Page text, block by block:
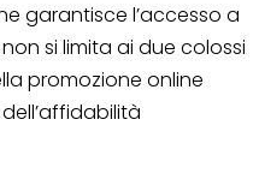
garantisce l’accesso a
si limita ai due colossi
promozione online